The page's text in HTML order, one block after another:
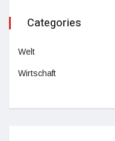
Categories
Welt
Wirtschaft